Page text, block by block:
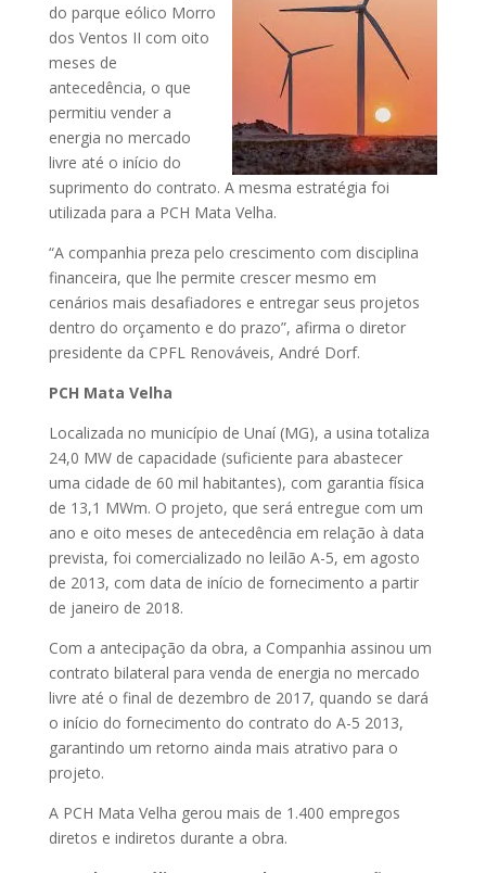
do parque eólico Morro
dos Ventos II com oito
meses de
antecedência, o que
permitiu vender a
energia no mercado
livre até o início do
suprimento do contrato. A mesma estratégia foi
utilizada para a PCH Mata Velha.
“A companhia preza pelo crescimento com disciplina
financeira, que lhe permite crescer mesmo em
cenários mais desafiadores e entregar seus projetos
dentro do orçamento e do prazo”, afirma o diretor
presidente da CPFL Renováveis, André Dorf.
PCH Mata Velha
Localizada no município de Unaí (MG), a usina totaliza
24,0 MW de capacidade (suficiente para abastecer
uma cidade de 60 mil habitantes), com garantia física
de 13,1 MWm. O projeto, que será entregue com um
ano e oito meses de antecedência em relação à data
prevista, foi comercializado no leilão A-5, em agosto
de 2013, com data de início de fornecimento a partir
de janeiro de 2018.
Com a antecipação da obra, a Companhia assinou um
contrato bilateral para venda de energia no mercado
livre até o final de dezembro de 2017, quando se dará
o início do fornecimento do contrato do A-5 2013,
garantindo um retorno ainda mais atrativo para o
projeto.
A PCH Mata Velha gerou mais de 1.400 empregos
diretos e indiretos durante a obra.